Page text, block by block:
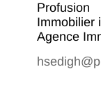
Profusion
Immobilier
Agence